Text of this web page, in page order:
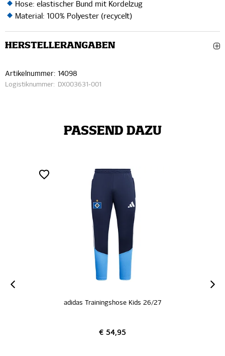
Hose: elastischer Bund mit Kordelzug
Material: 100% Polyester (recycelt)
HERSTELLERANGABEN
Artikelnummer: 14098
Logistiknummer: DX003631-001
PASSEND DAZU
adidas Trainingshose Kids 26/27
€ 54,95